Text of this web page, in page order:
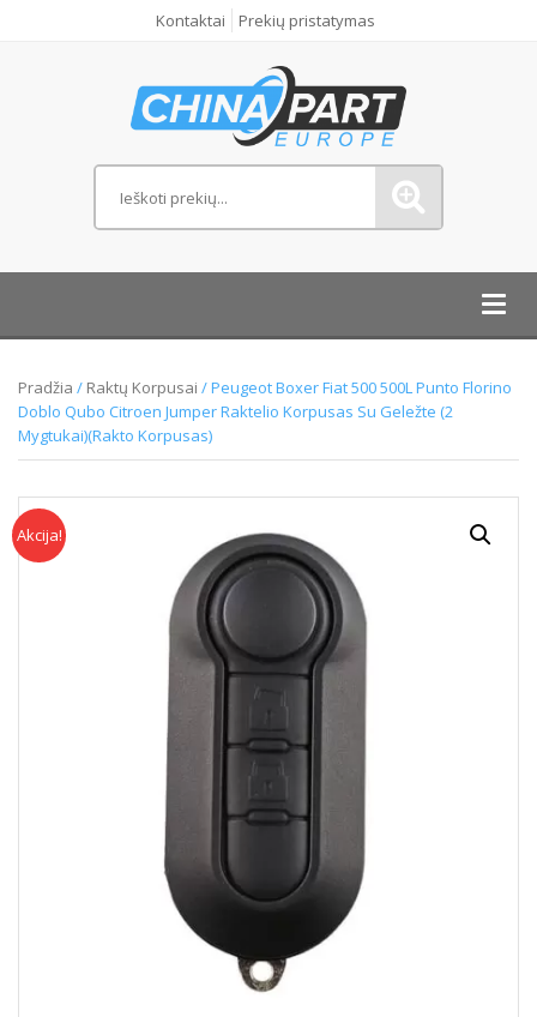
Kontaktai Prekių pristatymas
Pradžia / Raktų Korpusai / Peugeot Boxer Fiat 500 500L Punto Florino
Doblo Qubo Citroen Jumper Raktelio Korpusas Su Geležte (2
Mygtukai)(Rakto Korpusas)
Akcija!